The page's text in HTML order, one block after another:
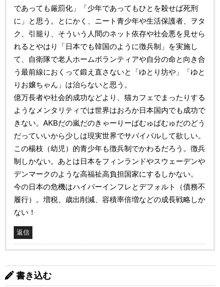
であっても厳罰化」「少年であってもひとを殺せば死刑
に」と思う。とにかく、ニート青少年や生活保護者、ヲタ
ク、引籠り、そういう人間のネット依存や社会悪を見せら
れるとやはり「日本でも韓国のように徴兵制」を実施し
て、自衛隊で老人ホームボランティアや自分の命と向き合
う最前線におくって鍛え直さないと「ゆとり坊や」「ゆと
りお嬢ちゃん」は治らないと思う。
億万長者や社会的成功などより、猫カフェでまったりする
ようなメンタリティでは世界はおろか日本国内でも成功で
きない。AKBだの嵐だのきゃーりーぱむゅぱむゅだのどう
だっていいから少しは現実世界でサバイバルして欲しい。
この楊枝（幼児）的青少年も徴兵制でかわるだろう。徴兵
制しかない。あとは日本をフィンランドやスウェーデンや
デンマークのような高福祉高負担国家にするしかない。
今の日本の危機はハイパーインフレとデフォルト（債務不
履行）。増税、歳出削減、容積率倍増などの成長戦略しか
ない！
返信
書き込む